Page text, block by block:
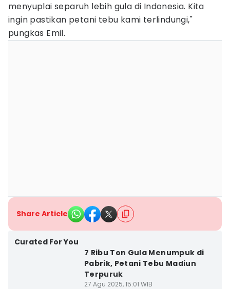
menyuplai separuh lebih gula di Indonesia. Kita
ingin pastikan petani tebu kami terlindungi,"
pungkas Emil.
Share Article
Curated For You
7 Ribu Ton Gula Menumpuk di
Pabrik, Petani Tebu Madiun
Terpuruk
27 Agu 2025, 15:01 WIB